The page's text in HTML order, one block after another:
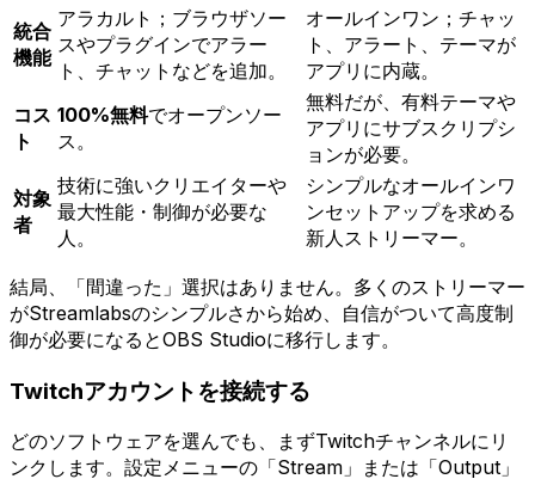
統合
機能
アラカルト；ブラウザソー
スやプラグインでアラー
ト、チャットなどを追加。
オールインワン；チャッ
ト、アラート、テーマが
アプリに内蔵。
コス
ト
100%無料でオープンソー
ス。
無料だが、有料テーマや
アプリにサブスクリプシ
ョンが必要。
対象
者
技術に強いクリエイターや
最大性能・制御が必要な
人。
シンプルなオールインワ
ンセットアップを求める
新人ストリーマー。
結局、「間違った」選択はありません。多くのストリーマー
がStreamlabsのシンプルさから始め、自信がついて高度制
御が必要になるとOBS Studioに移行します。
Twitchアカウントを接続する
どのソフトウェアを選んでも、まずTwitchチャンネルにリ
ンクします。設定メニューの「Stream」または「Output」